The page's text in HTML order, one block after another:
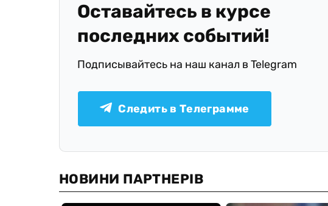
Оставайтесь в курсе
последних событий!
Подписывайтесь на наш канал в Telegram
Следить в Телеграмме